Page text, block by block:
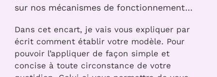
sur nos mécanismes de fonctionnement…
Dans cet encart, je vais vous expliquer par
écrit comment établir votre modèle. Pour
pouvoir l’appliquer de façon simple et
concise à toute circonstance de votre